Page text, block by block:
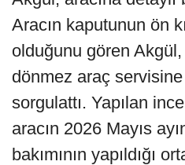
Aracın kaputunun ön
olduğunu gören
dönmez araç servisine
sorgulattı. Yapılan
aracın 2026 Mayıs
bakımının yapıldığı